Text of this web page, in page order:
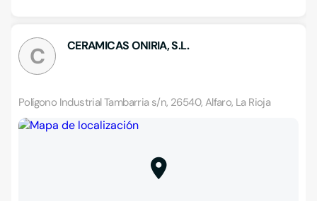
C CERAMICAS ONIRIA, S.L.
Polígono Industrial Tambarria s/n, 26540, Alfaro, La Rioja